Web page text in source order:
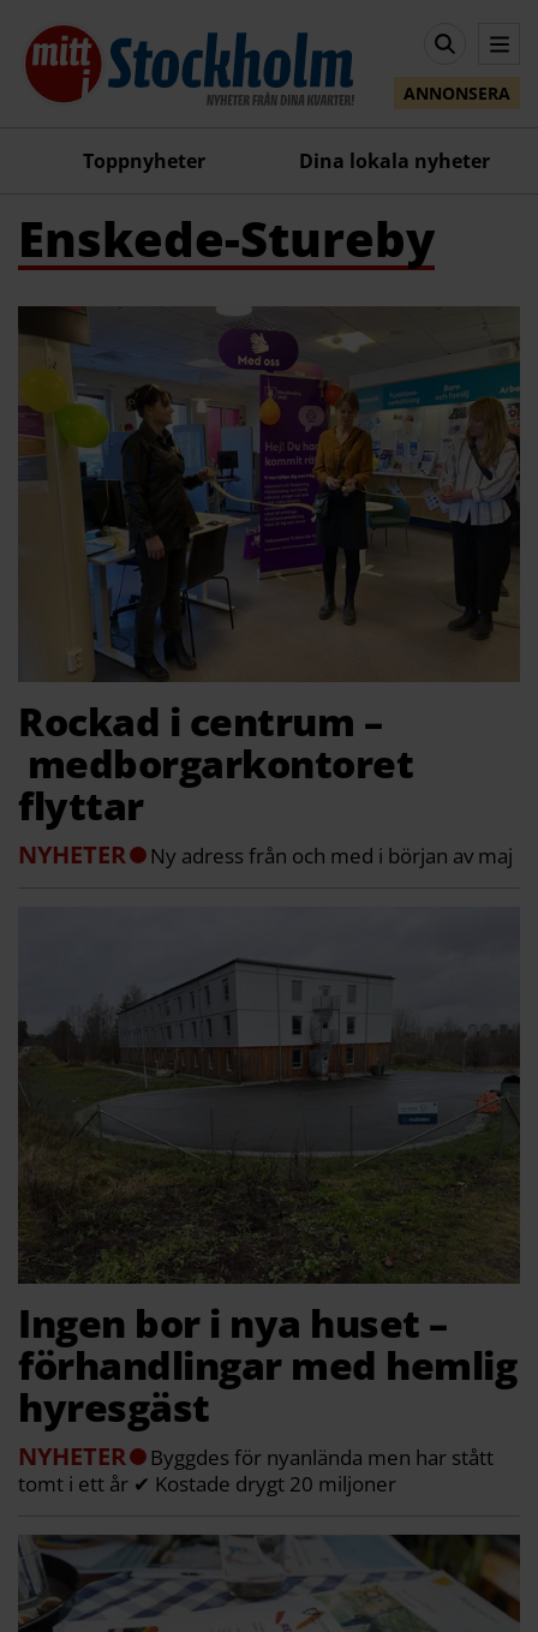
ANNONSERA
Toppnyheter Dina lokala nyheter
Enskede-Stureby
Rockad i centrum –
medborgarkontoret
flyttar
NYHETER Ny adress från och med i början av maj
Ingen bor i nya huset –
förhandlingar med hemlig
hyresgäst
NYHETER
Byggdes för nyanlända men har stått
tomt i ett år ✔ Kostade drygt 20 miljoner